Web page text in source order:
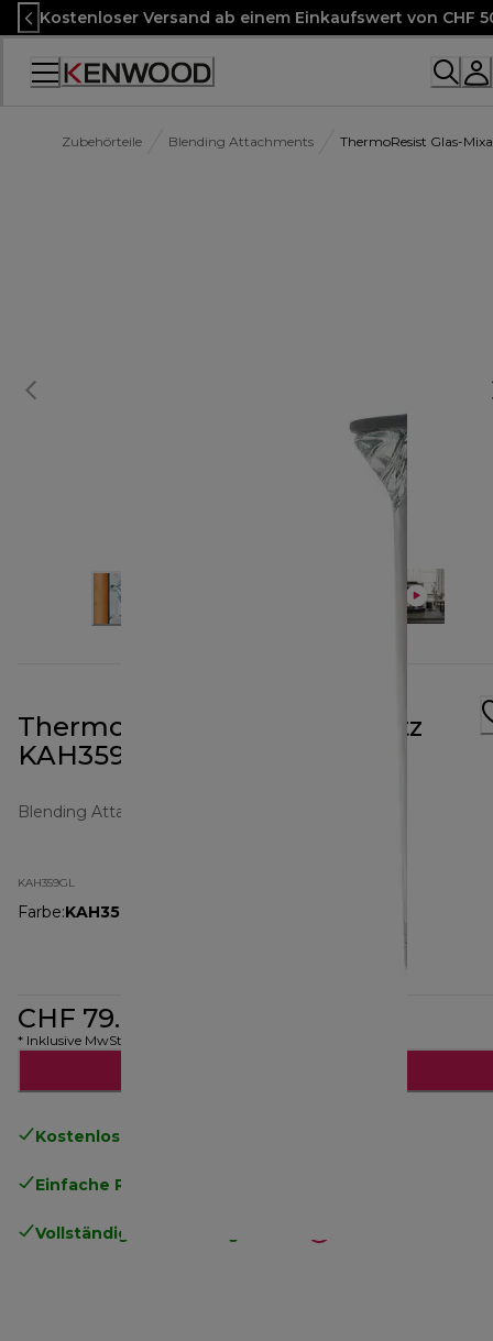
Skip
to
Content
Kostenloser Versand ab einem Einkaufswert von CHF
Accessibility
Zubehörteile Blending Attachments ThermoResist Glas-
ThermoResist Glas-Mixaufsatz
KAH359GL
Blending Attachments
KAH359GL
Farbe:KAH359GL
CHF 79.90
* Inklusive MwSt.
Kostenloser Versand
Einfache Rückgabe
Vollständige Herstellergarantie